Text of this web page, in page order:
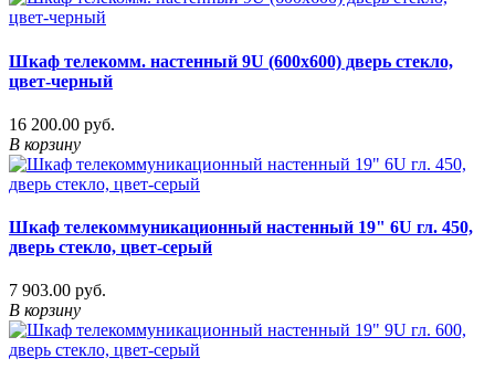
Шкаф телекомм. настенный 9U (600x600) дверь стекло,
цвет-черный
16 200.00 руб.
В корзину
Шкаф телекоммуникационный настенный 19" 6U гл. 450,
дверь стекло, цвет-серый
7 903.00 руб.
В корзину